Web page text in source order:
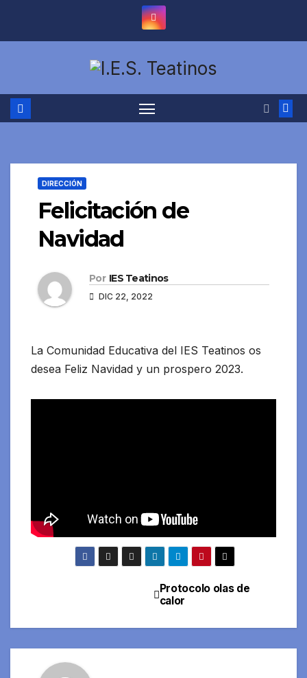
DIRECCIÓN
Felicitación de
Navidad
Por IES Teatinos
DIC 22, 2022
La Comunidad Educativa del IES Teatinos os
desea Feliz Navidad y un prospero 2023.
de
entradas
Protocolo olas de
calor